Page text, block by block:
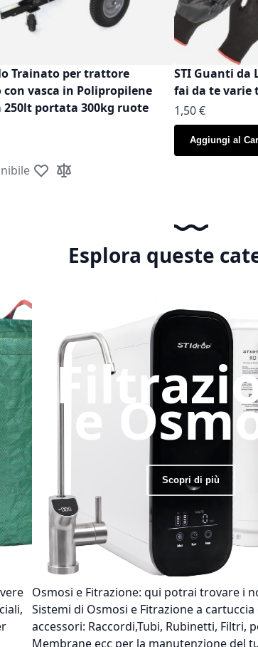
Trainato per trattore
vasca in Polipropilene
portata 300kg ruote
Aggiungi alla lista desideri
Aggiungi al confronto
STI Guanti da
fai da te varie
As low as
1,50 €
Aggiungi al
Esplora queste
e
Scopri di più
Osmosi e Fitrazione: qui potrai trovare i
Sistemi di Osmosi e Fitrazione a
accessori: Raccordi,Tubi, Rubinetti, Filtri,
Membrane ecc per la manutenzione del